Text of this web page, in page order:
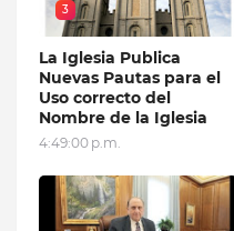
3
La Iglesia Publica
Nuevas Pautas para el
Uso correcto del
Nombre de la Iglesia
4:49:00 p.m.